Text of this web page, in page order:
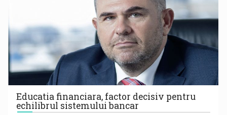
Educatia financiara, factor decisiv pentru
echilibrul sistemului bancar